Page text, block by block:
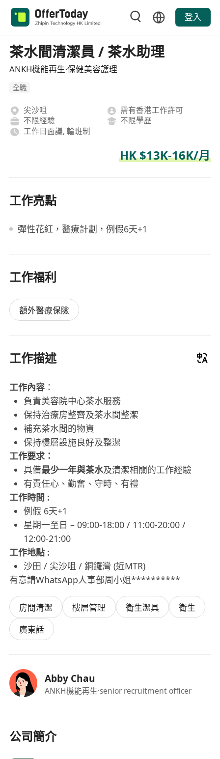
登入
茶水間清潔員 / 茶水助理
ANKH機能再生·保健美容護理
全職
尖沙咀
需有香港工作許可
不限經驗
不限學歷
工作日面議, 輪班制
HK $13K-16K/月
工作亮點
彈性花紅，醫療計劃，例假6天+1
工作福利
額外醫療保險
工作描述
工作內容 ：
負責美容院中心茶水服務
保持治療房整齊及茶水間整潔
補充茶水間的物資
保持樓層設施良好及整潔
工作要求：
具備最少一年與茶水及清潔相關的工作經驗
有責任心、勤奮、守時、有禮
工作時間 :
例假 6天+1
星期一至日 – 09:00-18:00 / 11:00-20:00 /
12:00-21:00
工作地點 :
沙田 / 尖沙咀 / 銅鑼灣 (近MTR)
有意請WhatsApp人事部周小姐**********
房間清潔 樓層管理 衛生潔具
衛生
廣東話
Abby Chau
ANKH機能再生·senior recruitment officer
公司簡介